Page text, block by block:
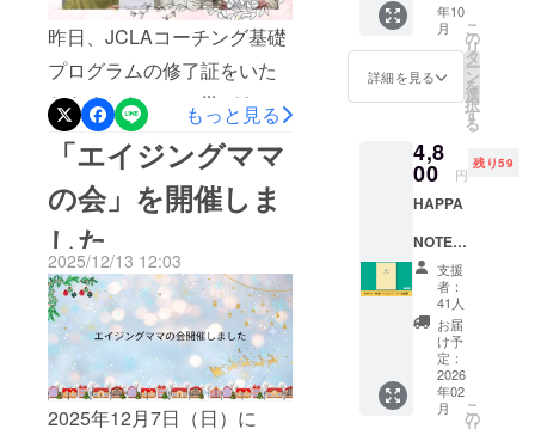
足の裏が地面に着いている
ことに気づいてみるだけで
も、なんだか自分を丁寧に
扱っていて整いますよ。今
回のお菓子は、暑い時期の
塩分補給も考えて、宝塚の
パン屋さんの塩レモンバー
ムクーヘンをご用意させて
いただきました。写真を撮
るのをすっかり忘れてまし
た・・・（汗）参加者の方
に教えていただいたママノ
ハコさん近くのラーメン屋
込み、汗だくになりながら
「エイジングママの会に行
こう！」と一歩を踏み出し
てくださったこと。そのお
気持ちが、本当に、本当に
嬉しかったです。会場に到
着したときのママたちの少
しホッとした笑顔を見た瞬
間、スタッフ一同、胸が熱
くなりました。貴重な時間
とパワーを使って足を運ん
でいただき、本当にありが
とを想定しており、 ハード
カバーと糸かがりという耐
久性と全68ページフルカ
ラーに拘りました。その拘
りから引き受けてくださる
印刷会社さんがなかなか決
まらずでした（泣）。妄
想？から約4年、カタチとな
り届いた時には感無量でし
た。納品され、手に取って
みると、A5サイズで思った
よりもコンパクト。厚みも
１cm程なので、持ち運びも
昨日、JCLAコーチング基礎
プログラムの修了証をいた
だきました。この学びを通
して強く感じたのは、人は
「変わる力」や「叶えたい
未来」をすでに自分の中に
持っている、ということで
す。コーチングは、正解を
教えるものではありませ
ん。その人の潜在意識に
そっと働きかけ、本音や価
値観、夢や目標を引き出
もっと見る
「エイジングママ
の会」を開催しま
した
2025/12/13 12:03
2025年12月7日（日）に
人生に寄り
添い、そっ
と応援
（ハッパを
続ける、そ
んなノート
を作りま
す。特に子
どもと過ご
せる期間が
若い親と比
べると短く
なってしま
うエイジン
グママ®（高
（3包入
り）
（山田
茶園さ
ケージ
に成分
が記載
されて
で、リ
ターン
の画像
をご確
認くだ
さい。
含めて8
ページ
のダイ
ジェス
ト版を
お送り
‐A5サイ
ズ ①子
育ての
こと ②
のこと
③ルー
ツ それ
ぞれ1項
目のダ
イジェ
スト版
となっ
ていま
年10
月
詳細を見る
こ
の
リ
タ
ー
ン
を
選
択
す
る
4,8
00 円
残り59
HAPPA
NOTE（
ハッパ
ノー
ト）完
成版 完
成した
HAPPA
NOTE（
ハッパ
支援
者：
41人
お届
け予
定：
2026
年02
月
こ
の